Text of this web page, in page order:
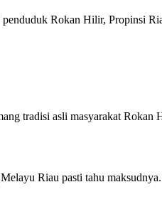
Rokan Hilir, Propinsi
tradisi asli masyarakat Rokan
Riau pasti tahu